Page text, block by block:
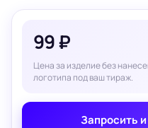
99 ₽
Цена за изделие без
логотипа под ваш тираж.
Запросить